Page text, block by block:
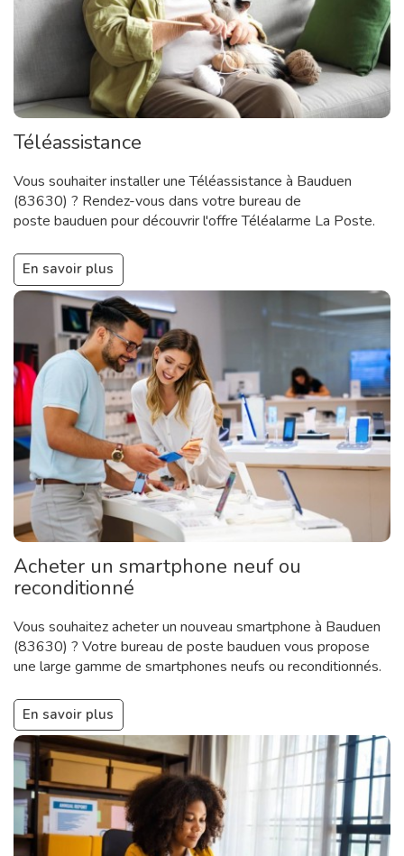
Téléassistance
Vous souhaiter installer une Téléassistance à Bauduen
(83630) ? Rendez-vous dans votre bureau de
poste bauduen pour découvrir l'offre Téléalarme La Poste.
En savoir plus
Acheter un smartphone neuf ou
reconditionné
Vous souhaitez acheter un nouveau smartphone à Bauduen
(83630) ? Votre bureau de poste bauduen vous propose
une large gamme de smartphones neufs ou reconditionnés.
En savoir plus